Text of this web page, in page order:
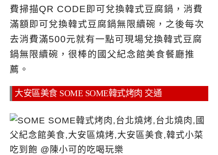
費掃描QR CODE即可兌換韓式豆腐鍋，消費
滿額即可兌換韓式豆腐鍋無限續碗，之後每次
去消費滿500元就有一點可現場兌換韓式豆腐
鍋無限續碗，很棒的國父紀念館美食餐廳推
薦。
大安區美食 SOME SOME韓式烤肉 交通